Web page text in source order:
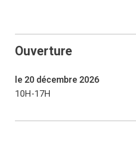
Ouverture
le 20 décembre 2026
10H-17H